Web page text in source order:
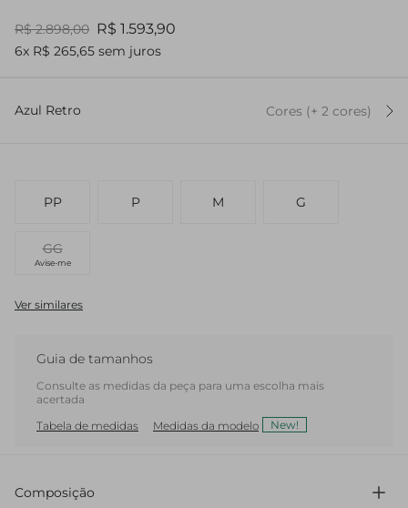
R$ 2.898,00 R$ 1.593,90
6x R$ 265,65 sem juros
Azul Retro Cores (+ 2 cores)
PP P M G
GG
Avise-me
Ver similares
Guia de tamanhos
Consulte as medidas da peça para uma escolha mais
acertada
Tabela de medidas
Medidas da modelo New!
Composição